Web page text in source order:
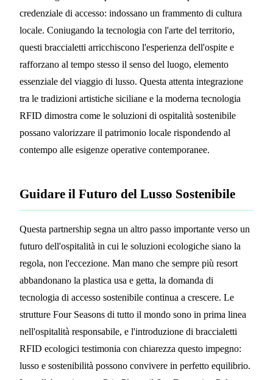
credenziale di accesso: indossano un frammento di cultura
locale. Coniugando la tecnologia con l'arte del territorio,
questi braccialetti arricchiscono l'esperienza dell'ospite e
rafforzano al tempo stesso il senso del luogo, elemento
essenziale del viaggio di lusso. Questa attenta integrazione
tra le tradizioni artistiche siciliane e la moderna tecnologia
RFID dimostra come le soluzioni di ospitalità sostenibile
possano valorizzare il patrimonio locale rispondendo al
contempo alle esigenze operative contemporanee.
Guidare il Futuro del Lusso Sostenibile
Questa partnership segna un altro passo importante verso un
futuro dell'ospitalità in cui le soluzioni ecologiche siano la
regola, non l'eccezione. Man mano che sempre più resort
abbandonano la plastica usa e getta, la domanda di
tecnologia di accesso sostenibile continua a crescere. Le
strutture Four Seasons di tutto il mondo sono in prima linea
nell'ospitalità responsabile, e l'introduzione di braccialetti
RFID ecologici testimonia con chiarezza questo impegno:
lusso e sostenibilità possono convivere in perfetto equilibrio.